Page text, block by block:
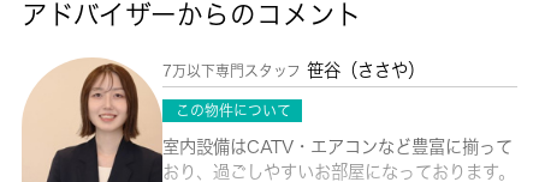
アドバイザーからのコメント
7万以下専門スタッフ 笹谷（ささや）
この物件について
室内設備はCATV・エアコンなど豊富に揃って
おり、過ごしやすいお部屋になっております。